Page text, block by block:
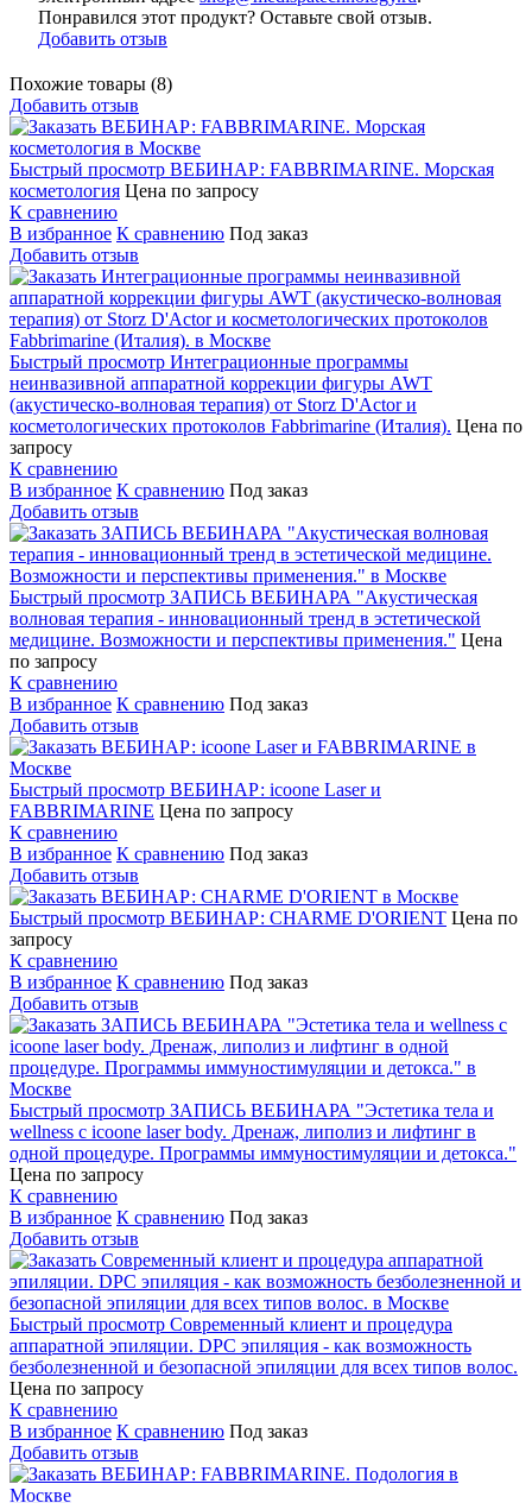
Понравился этот продукт? Оставьте свой отзыв.
Добавить отзыв
Похожие товары (8)
Добавить отзыв
Быстрый просмотр ВЕБИНАР: FABBRIMARINE. Морская
косметология Цена по запросу
К сравнению
В избранное К сравнению Под заказ
Добавить отзыв
Быстрый просмотр Интеграционные программы
неинвазивной аппаратной коррекции фигуры AWT
(акустическо-волновая терапия) от Storz D'Actor и
косметологических протоколов Fabbrimarine (Италия). Цена по
запросу
К сравнению
В избранное К сравнению Под заказ
Добавить отзыв
Быстрый просмотр ЗАПИСЬ ВЕБИНАРА "Акустическая
волновая терапия - инновационный тренд в эстетической
медицине. Возможности и перспективы применения." Цена
по запросу
К сравнению
В избранное К сравнению Под заказ
Добавить отзыв
Быстрый просмотр ВЕБИНАР: icoone Laser и
FABBRIMARINE Цена по запросу
К сравнению
В избранное К сравнению Под заказ
Добавить отзыв
Быстрый просмотр ВЕБИНАР: CHARME D'ORIENT Цена по
запросу
К сравнению
В избранное К сравнению Под заказ
Добавить отзыв
Быстрый просмотр ЗАПИСЬ ВЕБИНАРА "Эстетика тела и
wellness с icoone laser body. Дренаж, липолиз и лифтинг в
одной процедуре. Программы иммуностимуляции и детокса."
Цена по запросу
К сравнению
В избранное К сравнению Под заказ
Добавить отзыв
Быстрый просмотр Современный клиент и процедура
аппаратной эпиляции. DPC эпиляция - как возможность
безболезненной и безопасной эпиляции для всех типов волос.
Цена по запросу
К сравнению
В избранное К сравнению Под заказ
Добавить отзыв